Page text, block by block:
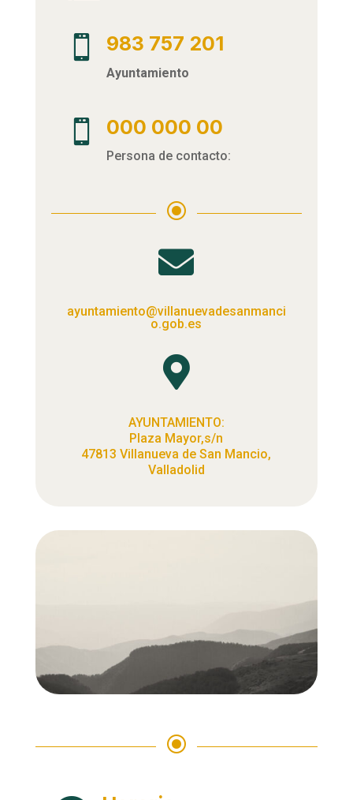
 983 757 201
Ayuntamiento
 000 000 00
Persona de contacto:
\

ayuntamiento@villanuevadesanmanci
o.gob.es

AYUNTAMIENTO:
Plaza Mayor,s/n
47813 Villanueva de San Mancio,
Valladolid
\